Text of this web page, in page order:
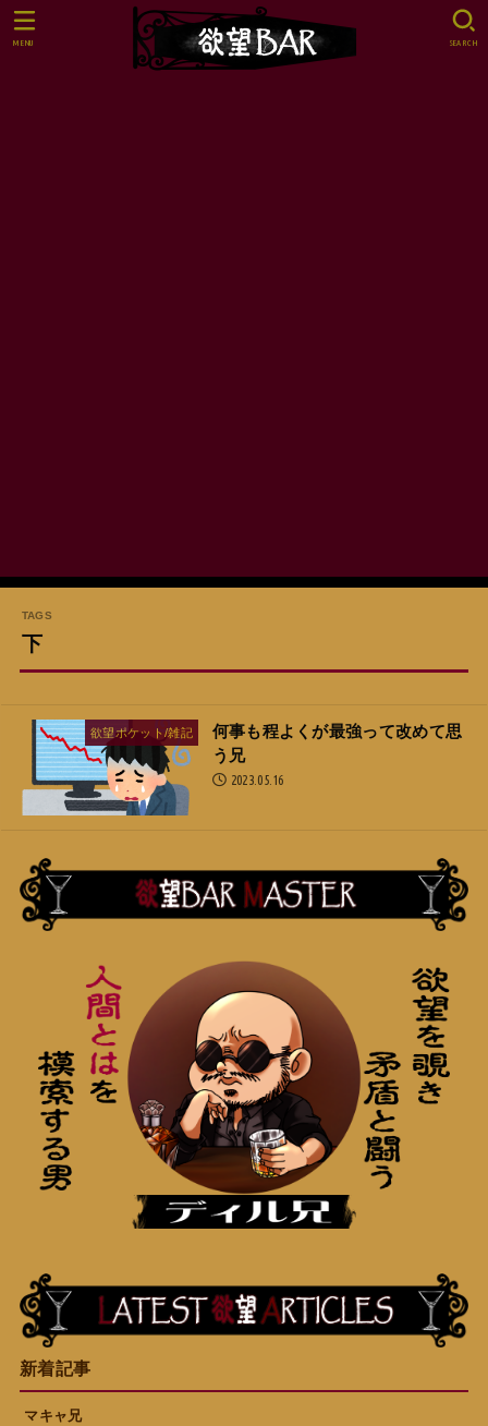
SEARCH
MENU
下
欲望ポケット/雑記
何事も程よくが最強って改めて思
う兄
2023.05.16
新着記事
マキャ兄